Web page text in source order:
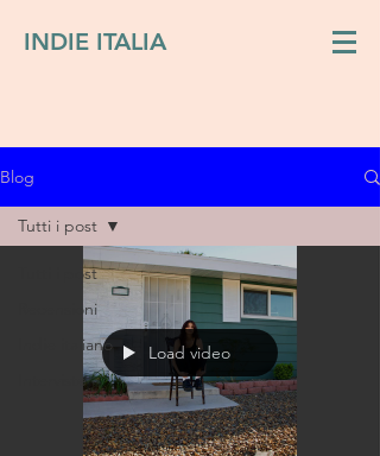
INDIE ITALIA
Blog
Tutti i post
Recensioni
Indie italiano
Interviste
Tutti i post
Load video